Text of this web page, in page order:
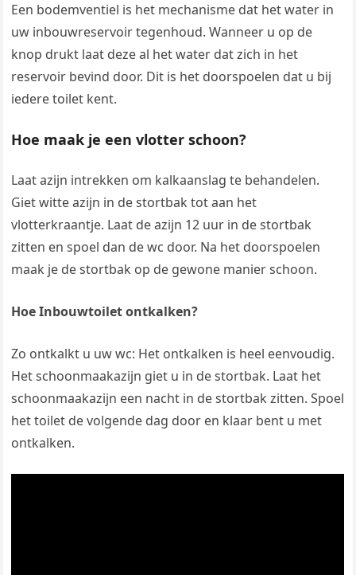
Een bodemventiel is het mechanisme dat het water in
uw inbouwreservoir tegenhoud. Wanneer u op de
knop drukt laat deze al het water dat zich in het
reservoir bevind door. Dit is het doorspoelen dat u bij
iedere toilet kent.
Hoe maak je een vlotter schoon?
Laat azijn intrekken om kalkaanslag te behandelen.
Giet witte azijn in de stortbak tot aan het
vlotterkraantje. Laat de azijn 12 uur in de stortbak
zitten en spoel dan de wc door. Na het doorspoelen
maak je de stortbak op de gewone manier schoon.
Hoe Inbouwtoilet ontkalken?
Zo ontkalkt u uw wc: Het ontkalken is heel eenvoudig.
Het schoonmaakazijn giet u in de stortbak. Laat het
schoonmaakazijn een nacht in de stortbak zitten. Spoel
het toilet de volgende dag door en klaar bent u met
ontkalken.